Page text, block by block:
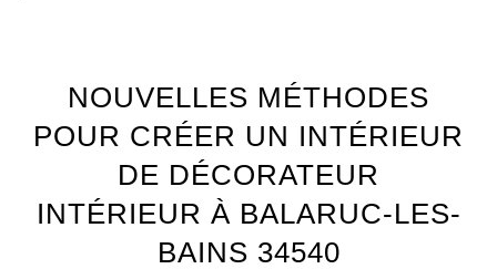
NOUVELLES MÉTHODES
POUR CRÉER UN INTÉRIEUR
DE DÉCORATEUR
INTÉRIEUR À BALARUC-LES-
BAINS 34540